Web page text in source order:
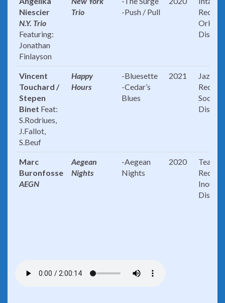
Niescier
N.Y. Trio
Featuring:
Jonathan
Finlayson
Trio
-Push / Pull
Vincent
Touchard /
Stepen
Binet Feat:
S.Rodriues,
J.Fallot,
S.Beuf
Happy
Hours
-Bluesette
-Cedar’s
Blues
2021
Jazz
Marc
Buronfosse
AEGN
Aegean
Nights
-Aegean
Nights
2020
Team
Inouie